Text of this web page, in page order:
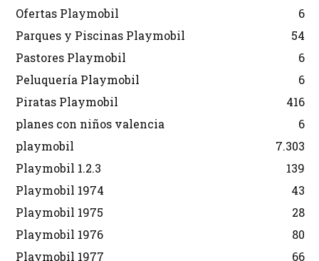
Ofertas Playmobil
6
Parques y Piscinas Playmobil
54
Pastores Playmobil
6
Peluquería Playmobil
6
Piratas Playmobil
416
planes con niños valencia
6
playmobil
7.303
Playmobil 1.2.3
139
Playmobil 1974
43
Playmobil 1975
28
Playmobil 1976
80
Playmobil 1977
66